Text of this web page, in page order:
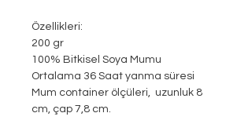
Özellikleri:
200 gr
100% Bitkisel Soya Mumu
Ortalama 36 Saat yanma süresi
Mum container ölçüleri, uzunluk 8
cm, çap 7,8 cm.